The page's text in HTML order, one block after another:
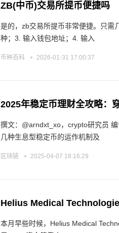
ZB(中币)交易所提币便捷吗
是的，zb交易所提币非常便捷。只需
种；3. 输入钱包地址；4. 输入
币种百科 2026-01-31 17:00:37
2025年稳定币理财全攻略：
撰文：@arndxt_xo，crypto研究员 编译：zhouzhou，BlockBeats 编者按：本文深入探讨了
几种生息型稳定币的运作机制及
区块链 2025-04-07 18:16:29
本月早些时候，Helius Medical